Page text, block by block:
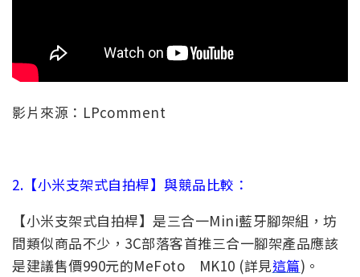
影片來源：LPcomment
2.【小米支架式自拍桿】與競品比較：
【小米支架式自拍桿】是三合一Mini藍牙腳架組，坊
間類似商品不少，3C部落客首推三合一腳架產品應該
是建議售價990元的MeFoto MK10 (詳見這篇)。